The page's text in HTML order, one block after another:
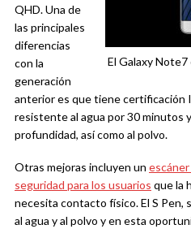
El Galaxy
QHD. Una de
las principales
diferencias
con la
generación
anterior es que tiene certificación
resistente al agua por 30 minutos
profundidad, así como al polvo.
Otras mejoras incluyen un
seguridad para los usuarios que la
necesita contacto físico. El S
al agua y al polvo y en esta